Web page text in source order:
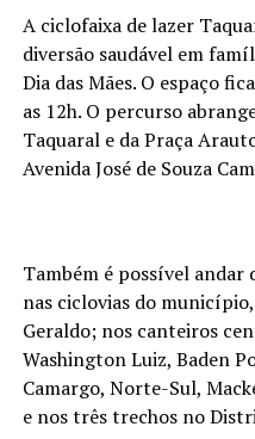
A ciclofaixa de lazer
diversão saudável em
Dia das Mães. O espaço
as 12h. O percurso
Taquaral e da Praça
Avenida José de Souza
Também é possível andar
nas ciclovias do
Geraldo; nos canteiros
Washington Luiz, Baden
Camargo, Norte-Sul,
e nos três trechos no